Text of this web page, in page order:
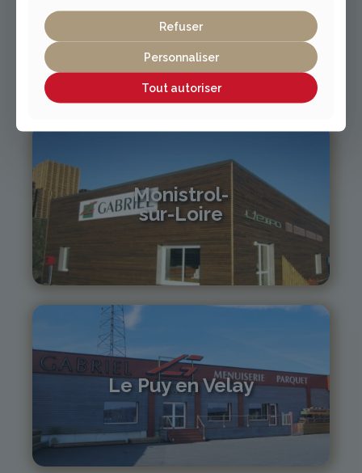
Vichy / Cusset
04 70 97 56 39
cusset@gabriel-sa.fr
Monistrol-
sur-Loire
monistrol@gabriel-sa.fr
Le Puy en Velay
04 71 01 13 30
lepuy@gabriel-sa.fr
Refuser
Personnaliser
Tout autoriser